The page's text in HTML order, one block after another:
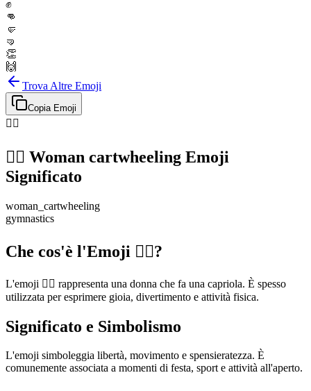
✊
👊
🤛
🤜
👏
🙌
Trova Altre Emoji
Copia Emoji
🤸‍♀️
🤸‍♀️ Woman cartwheeling Emoji
Significato
woman_cartwheeling
gymnastics
Che cos'è l'Emoji 🤸‍♀️?
L'emoji 🤸‍♀️ rappresenta una donna che fa una capriola. È spesso
utilizzata per esprimere gioia, divertimento e attività fisica.
Significato e Simbolismo
L'emoji simboleggia libertà, movimento e spensieratezza. È
comunemente associata a momenti di festa, sport e attività all'aperto.